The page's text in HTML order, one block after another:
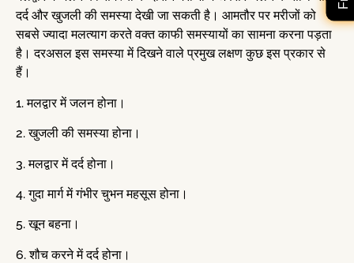
दर्द और खुजली की समस्या देखी जा सकती है। आमतौर पर मरीजों को
सबसे ज्यादा मलत्याग करते वक्त काफी समस्यायों का सामना करना पड़ता
है। दरअसल इस समस्या में दिखने वाले प्रमुख लक्षण कुछ इस प्रकार से
हैं।
1. मलद्वार में जलन होना।
2. खुजली की समस्या होना।
3. मलद्वार में दर्द होना।
4. गुदा मार्ग में गंभीर चुभन महसूस होना।
5. खून बहना।
6. शौच करने में दर्द होना।